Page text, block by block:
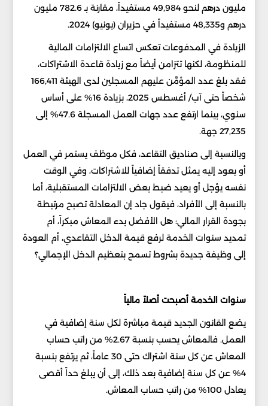
مليون درهم لنحو 49,984 مستفيداً، مقارنة بـ 782.6 مليون
درهم و48,335 مستفيداً في حزيران (يونيو) 2024.
الزيادة في المدفوعات تعكس اتساع الالتزامات المالية
للمنظومة، لكنها تتزامن أيضاً مع زيادة قاعدة الاشتراكات،
فقد بلغ عدد المؤمَّن عليهم المسجلين لدى الهيئة 166,411
شخصاً حتى آب/ أغسطس 2025، بزيادة 16% على أساس
سنوي، بينما ارتفع عدد جهات العمل المسجلة 47.6% إلى
27,235 جهة.
وبالنسبة إلى صناديق التقاعد، فكل موظف يستمر في العمل
أو يعود إليه يمثل تدفقاً إضافياً للاشتراكات، وفي الوقت
نفسه يؤجل أو يعيد ضبط بعض الالتزامات المستقبلية، أما
بالنسبة إلى الأفراد، فيقول جاد إن المعادلة تصبح مرتبطة
بجودة القرار المالي: هل الأفضل بدء المعاش مبكراً، أم
تمديد سنوات الخدمة لرفع قيمة الدخل التقاعدي، أم العودة
إلى وظيفة جديدة بشروط تسمح بتعظيم الدخل الإجمالي؟
سنوات الخدمة أصبحت أصلاً مالياً
يضع القانون الجديد قيمة مباشرة لكل سنة إضافية في
العمل. فالمعاش يحسب بنسبة 2.67% من راتب حساب
المعاش عن كل سنة اشتراك حتى 30 عاماً، ثم يرتفع بنسبة
4% عن كل سنة إضافية بعد ذلك، إلى أن يبلغ حداً أقصى
يعادل 100% من راتب حساب المعاش.